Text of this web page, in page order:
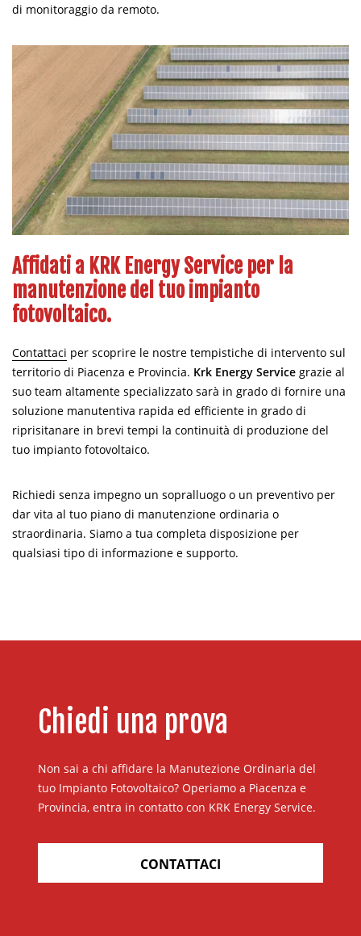
di monitoraggio da remoto.
Affidati a KRK Energy Service per la
manutenzione del tuo impianto
fotovoltaico.
Contattaci per scoprire le nostre tempistiche di intervento sul
territorio di Piacenza e Provincia. Krk Energy Service grazie al
suo team altamente specializzato sarà in grado di fornire una
soluzione manutentiva rapida ed efficiente in grado di
riprisitanare in brevi tempi la continuità di produzione del
tuo impianto fotovoltaico.
Richiedi senza impegno un sopralluogo o un preventivo per
dar vita al tuo piano di manutenzione ordinaria o
straordinaria. Siamo a tua completa disposizione per
qualsiasi tipo di informazione e supporto.
Chiedi una prova
Non sai a chi affidare la Manutezione Ordinaria del
tuo Impianto Fotovoltaico? Operiamo a Piacenza e
Provincia, entra in contatto con KRK Energy Service.
CONTATTACI